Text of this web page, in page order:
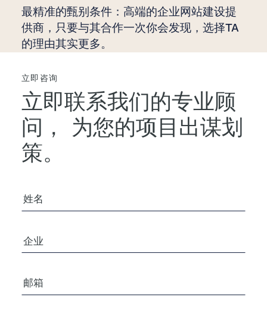
最精准的甄别条件：高端的企业网站建设提
供商，只要与其合作一次你会发现，选择TA
的理由其实更多。
立即咨询
立即联系我们的专业顾
问，
为您的项目出谋划
策。
您的姓名
公司/组织
电子邮箱